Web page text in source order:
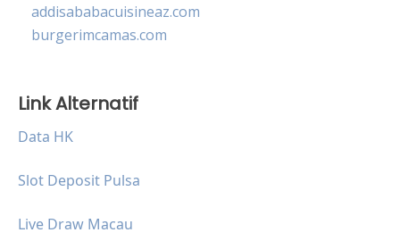
addisababacuisineaz.com
burgerimcamas.com
Link Alternatif
Data HK
Slot Deposit Pulsa
Live Draw Macau